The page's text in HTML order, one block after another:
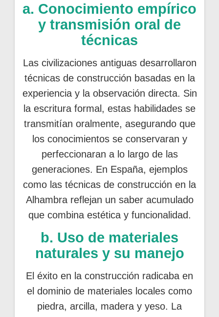
a. Conocimiento empírico
y transmisión oral de
técnicas
Las civilizaciones antiguas desarrollaron
técnicas de construcción basadas en la
experiencia y la observación directa. Sin
la escritura formal, estas habilidades se
transmitían oralmente, asegurando que
los conocimientos se conservaran y
perfeccionaran a lo largo de las
generaciones. En España, ejemplos
como las técnicas de construcción en la
Alhambra reflejan un saber acumulado
que combina estética y funcionalidad.
b. Uso de materiales
naturales y su manejo
El éxito en la construcción radicaba en
el dominio de materiales locales como
piedra, arcilla, madera y yeso. La